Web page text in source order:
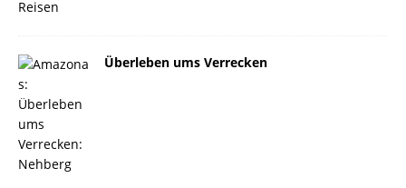
Überleben ums Verrecken